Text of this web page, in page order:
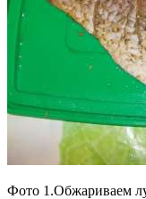
Фото 1.Обжариваем